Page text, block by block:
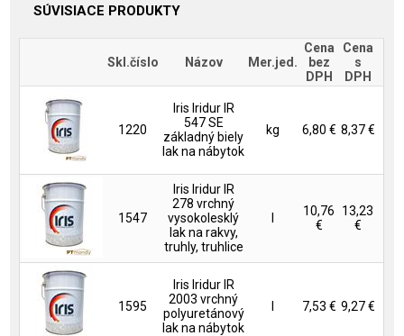
SÚVISIACE PRODUKTY
Skl.číslo Názov Mer.jed.
Cena
bez
DPH
Cena
s
DPH
1220
Iris Iridur IR
547 SE
základný biely
lak na nábytok
kg 6,80 € 8,37 €
1547
Iris Iridur IR
278 vrchný
vysokolesklý
lak na rakvy,
truhly, truhlice
l
10,76
€
13,23
€
1595
Iris Iridur IR
2003 vrchný
polyuretánový
lak na nábytok
l 7,53 € 9,27 €